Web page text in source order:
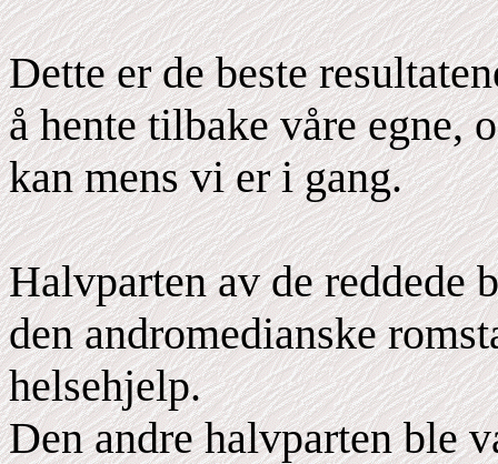
Dette er de beste
å hente tilbake våre egne,
kan mens vi er i gang.
Halvparten av de reddede
den andromedianske
helsehjelp.
Den andre halvparten ble